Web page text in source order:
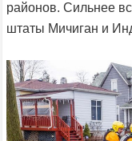
районов. Сильнее
штаты Мичиган и